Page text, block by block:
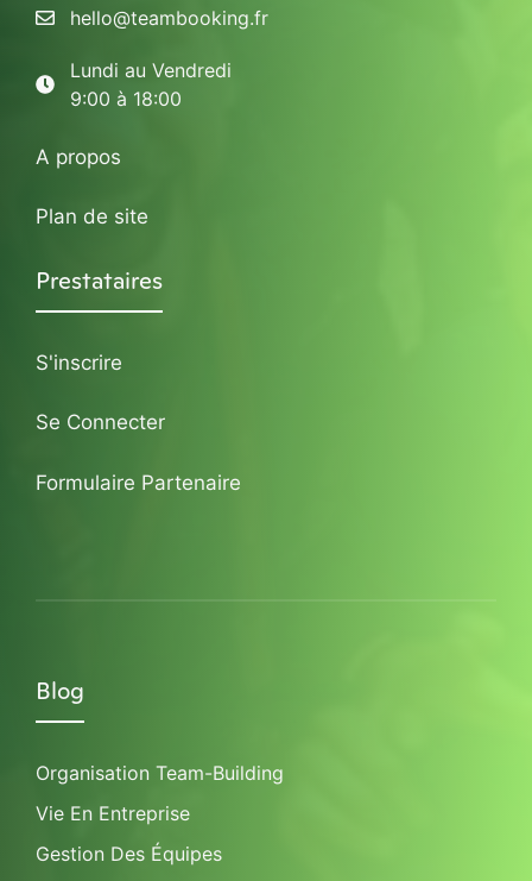
hello@teambooking.fr
Lundi au Vendredi
9:00 à 18:00
A propos
Plan de site
Prestataires
S'inscrire
Se Connecter
Formulaire Partenaire
Blog
Organisation Team-Building
Vie En Entreprise
Gestion Des Équipes